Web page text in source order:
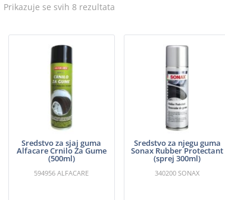
Prikazuje se svih 8 rezultata
Sredstvo za sjaj guma
Alfacare Crnilo Za Gume
(500ml)
594956 ALFACARE
Sredstvo za njegu guma
Sonax Rubber Protectant
(sprej 300ml)
340200 SONAX